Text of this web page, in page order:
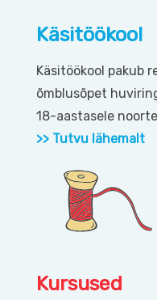
Käsitöökool
Käsitöökool pakub
õmblusõpet
18-aastasele
>> Tutvu lähemalt
Kursused